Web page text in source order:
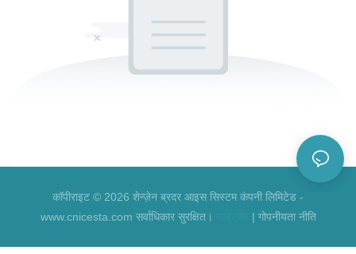
कॉपीराइट © 2026 शेन्ज़ेन ब्रदर आइस सिस्टम कंपनी लिमिटेड -
www.cnicesta.com सर्वाधिकार सुरक्षित।
| गोपनीयता नीति